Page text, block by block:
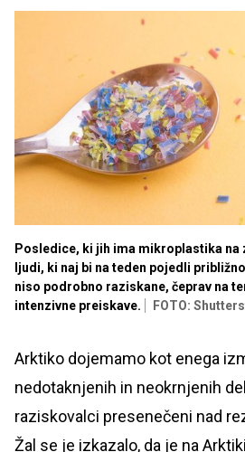
Posledice, ki jih ima mikroplastika na
ljudi, ki naj bi na teden pojedli
niso podrobno raziskane, čeprav na
intenzivne preiskave.
FOTO:
Arktiko dojemamo kot enega
nedotaknjenih in neokrnjenih
raziskovalci presenečeni nad
Žal se je izkazalo, da je na